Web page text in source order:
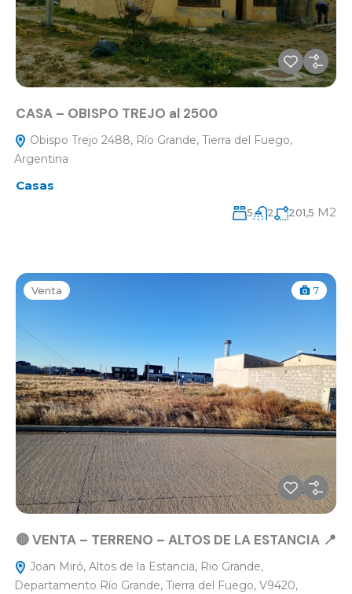
CASA – OBISPO TREJO al 2500
Obispo Trejo 2488, Río Grande, Tierra del Fuego,
Argentina
Casas
5 2 201,5 M2
Venta 7
🔴 VENTA – TERRENO – ALTOS DE LA ESTANCIA 📍
Joan Miró, Altos de la Estancia, Rio Grande,
Departamento Río Grande, Tierra del Fuego, V9420,